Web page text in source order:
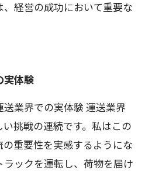
経営の成功において重要な
実体験
業界での実体験 運送業界
挑戦の連続です。私はこの
重要性を実感するようにな
ックを運転し、荷物を届け